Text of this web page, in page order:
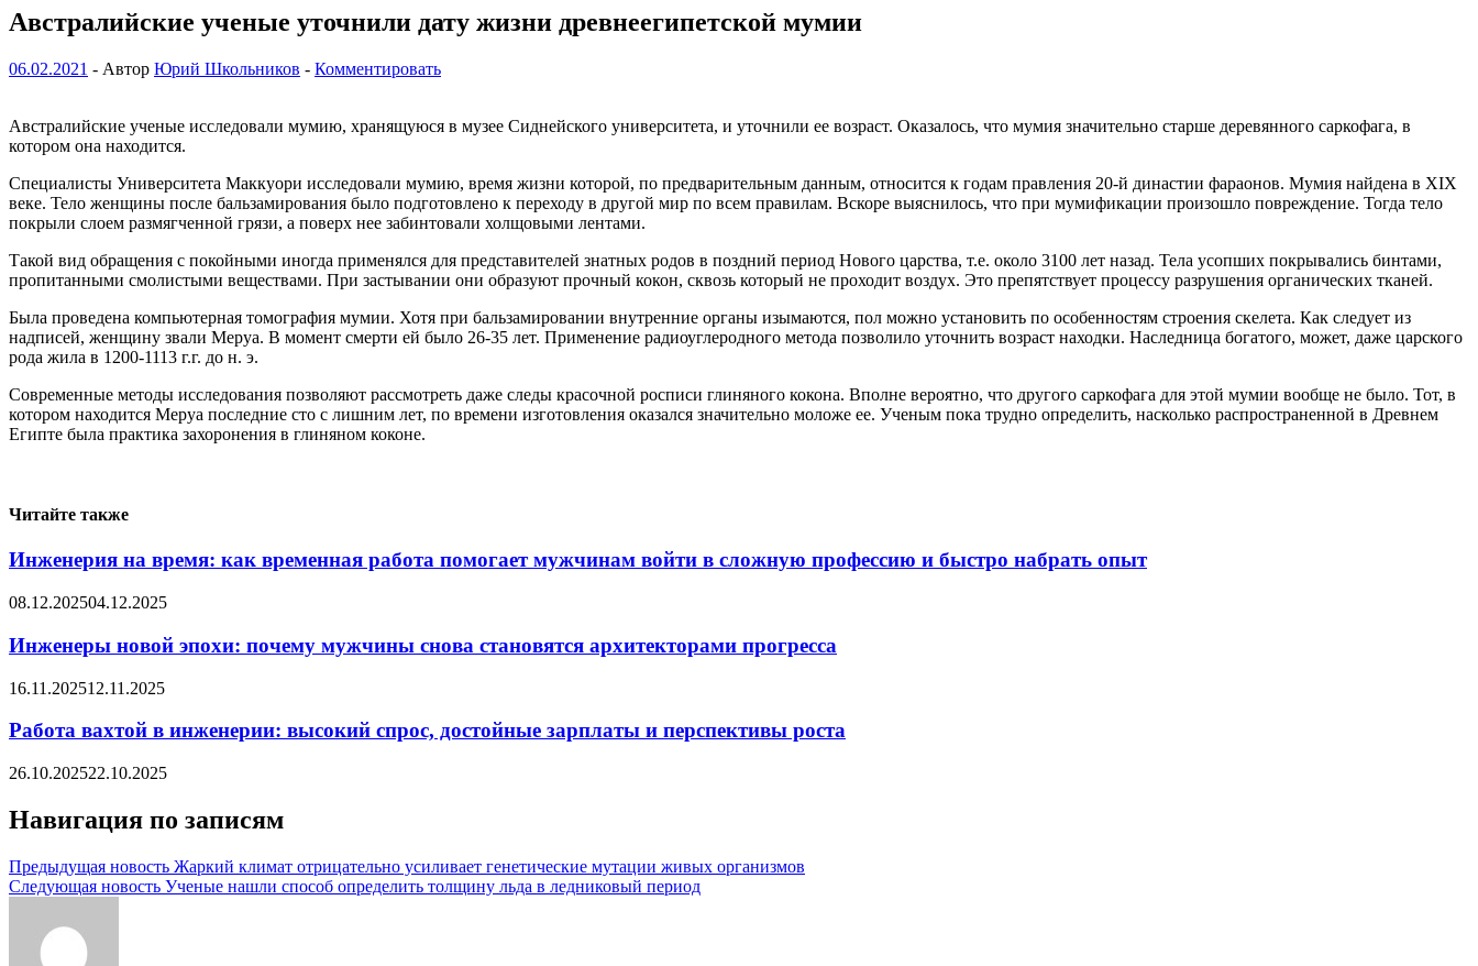
Австралийские ученые уточнили дату жизни древнеегипетской мумии
06.02.2021 - Автор Юрий Школьников - Комментировать
Австралийские ученые исследовали мумию, хранящуюся в музее Сиднейского университета, и уточнили ее возраст. Оказалось, что мумия значительно старше деревянного саркофага, в
котором она находится.
Специалисты Университета Маккуори исследовали мумию, время жизни которой, по предварительным данным, относится к годам правления 20-й династии фараонов. Мумия найдена в XIX
веке. Тело женщины после бальзамирования было подготовлено к переходу в другой мир по всем правилам. Вскоре выяснилось, что при мумификации произошло повреждение. Тогда тело
покрыли слоем размягченной грязи, а поверх нее забинтовали холщовыми лентами.
Такой вид обращения с покойными иногда применялся для представителей знатных родов в поздний период Нового царства, т.е. около 3100 лет назад. Тела усопших покрывались бинтами,
пропитанными смолистыми веществами. При застывании они образуют прочный кокон, сквозь который не проходит воздух. Это препятствует процессу разрушения органических тканей.
Была проведена компьютерная томография мумии. Хотя при бальзамировании внутренние органы изымаются, пол можно установить по особенностям строения скелета. Как следует из
надписей, женщину звали Меруа. В момент смерти ей было 26-35 лет. Применение радиоуглеродного метода позволило уточнить возраст находки. Наследница богатого, может, даже царского
рода жила в 1200-1113 г.г. до н. э.
Современные методы исследования позволяют рассмотреть даже следы красочной росписи глиняного кокона. Вполне вероятно, что другого саркофага для этой мумии вообще не было. Тот, в
котором находится Меруа последние сто с лишним лет, по времени изготовления оказался значительно моложе ее. Ученым пока трудно определить, насколько распространенной в Древнем
Египте была практика захоронения в глиняном коконе.
Читайте также
Инженерия на время: как временная работа помогает мужчинам войти в сложную профессию и быстро набрать опыт
08.12.202504.12.2025
Инженеры новой эпохи: почему мужчины снова становятся архитекторами прогресса
16.11.202512.11.2025
Работа вахтой в инженерии: высокий спрос, достойные зарплаты и перспективы роста
26.10.202522.10.2025
Навигация по записям
Предыдущая новость Жаркий климат отрицательно усиливает генетические мутации живых организмов
Следующая новость Ученые нашли способ определить толщину льда в ледниковый период